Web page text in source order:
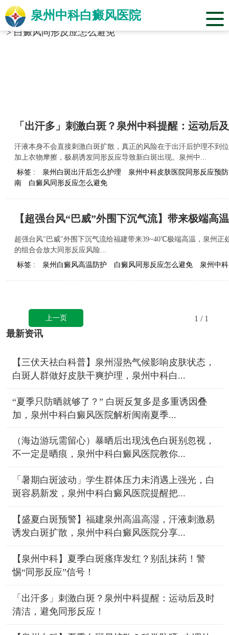
泉州中科白癜风医院
当前位置：福建省泉州市中科白癜风医院
标签合辑
>白癜风同形反应怎么避免
「出汗多」刺激白斑？泉州中科提醒：运动后
汗液本身不会直接刺激白斑扩散，真正的风险在于出汗后护理不到
加上衣物摩擦，极易诱发同形反应导致新白斑出现。泉州中...
标签 :
泉州白斑出汗后怎么护理
泉州中科皮肤医院同形反应预防
南
白癜风同形反应怎么避免
【超强台风“巴威”外围下沉气流】带来极端高
超强台风"巴威"外围下沉气流给福建带来39~40℃极端高温，泉州
的组合会放大同形反应风险...
标签 :
泉州白癜风高温防护 白癜风同形反应怎么避免 泉州中
上一页 1 / 1
最新资讯
【三伏天祛白科普】泉州湿热气候影响皮肤状态，
白斑人群做好皮肤干爽护理，泉州中科白...
“夏季只防晒就够了？” 白斑反复多是多重诱因叠
加，泉州中科白癜风医院解析闽南夏季...
（海边游玩需留心）暴晒后出现浅色白斑别忽视，
不一定是晒痕，泉州中科白癜风医院教你...
「暑期白斑波动」学生群体压力未消遇上强光，白
斑容易新发，泉州中科白癜风医院提醒把...
【盛夏白斑预警】福建泉州高温高湿，汗液刺激易
诱发白斑扩散，泉州中科白癜风医院分享...
【泉州中科】夏季白斑瘙痒发红？别乱抹药！警
惕“同形反应”信号！
「出汗多」刺激白斑？泉州中科提醒：运动后及时
清洁，避免同形反应！